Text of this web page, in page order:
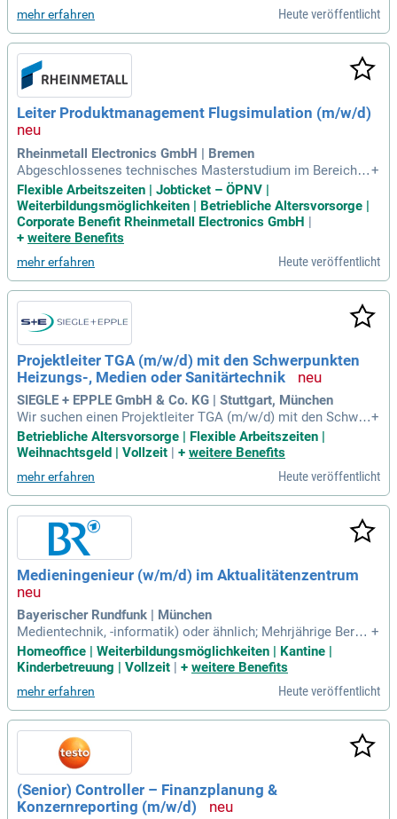
mehr erfahren Heute veröffentlicht
Leiter Produktmanagement Flugsimulation (m/w/d)
Rheinmetall Electronics GmbH | Bremen
Abgeschlossenes technisches Masterstudium im Bereich In
formatik, Elektrotechnik, Mechatronik, Systems Engineerin
g, Wirtschaftsingenieurwesen oder vergleichbar; Langjährige
Erfahrung im (technischen) Projektmanagement, Vertrieb, St
rategieentwicklung und
+
Flexible Arbeitszeiten | Jobticket – ÖPNV |
Weiterbildungsmöglichkeiten | Betriebliche Altersvorsorge |
Corporate Benefit Rheinmetall Electronics GmbH |
+ weitere Benefits
mehr erfahren Heute veröffentlicht
Projektleiter TGA (m/w/d) mit den Schwerpunkten
Heizungs-, Medien oder Sanitärtechnik
SIEGLE + EPPLE GmbH & Co. KG | Stuttgart, München
Wir suchen einen Projektleiter TGA (m/w/d) mit den Schwer
punkten Heizungs-, Medien- oder Sanitärtechnik. In dieser v
erantwortungsvollen Rolle steuern Sie medientechnische A
nlagenbauprojekte und führen Fachgespräche mit Kunden u
nd Partnern. Ihre Aufgaben umfassen Auftragsverhandlunge
n sowie technische Berechnungen und Materialauswahlen.
Zudem erstellen Sie die Ausführungs- und Montageplanung,
kümmern sich um Nachträge und Abrechnungen. Vorausset
zung ist ein erfolgreicher Abschluss als Techniker, Meister
oder Ingenieur im Bereich TGA. Wir erwarten fundiertes Fac
hwissen und Berufserfahrung in der Branche sowie hohe Ein
satzbereitschaft und eine strukturierte Arbeitsweise.
+
Betriebliche Altersvorsorge | Flexible Arbeitszeiten |
Weihnachtsgeld | Vollzeit | + weitere Benefits
mehr erfahren Heute veröffentlicht
Medieningenieur (w/m/d) im Aktualitätenzentrum
Bayerischer Rundfunk | München
Medientechnik, -informatik) oder ähnlich; Mehrjährige Beruf
serfahrung als Medieningenieur:in, idealerweise mit Fokus a
uf KI-Technologien; Erfahrung in der Automatisierung von Pr
nz- und Chatbot-Lösungen
+
Homeoffice | Weiterbildungsmöglichkeiten | Kantine |
Kinderbetreuung | Vollzeit
+ weitere Benefits
mehr erfahren Heute veröffentlicht
(Senior) Controller – Finanzplanung &
Konzernreporting (m/w/d)